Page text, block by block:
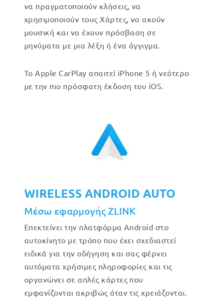
να πραγματοποιούν κλήσεις, να
χρησιμοποιούν τους Χάρτες, να ακούν
μουσική και να έχουν πρόσβαση σε
μηνύματα με μια λέξη ή ένα άγγιγμα.
Το Apple CarPlay απαιτεί iPhone 5 ή νεότερο
με την πιο πρόσφατη έκδοση του iOS.
WIRELESS ANDROID AUTO
Μέσω εφαρμογής ZLINK
Επεκτείνει την πλατφόρμα Android στο
αυτοκίνητο με τρόπο που έχει σχεδιαστεί
ειδικά για την οδήγηση και σας φέρνει
αυτόματα χρήσιμες πληροφορίες και τις
οργανώνει σε απλές κάρτες που
εμφανίζονται ακριβώς όταν τις χρειάζονται.